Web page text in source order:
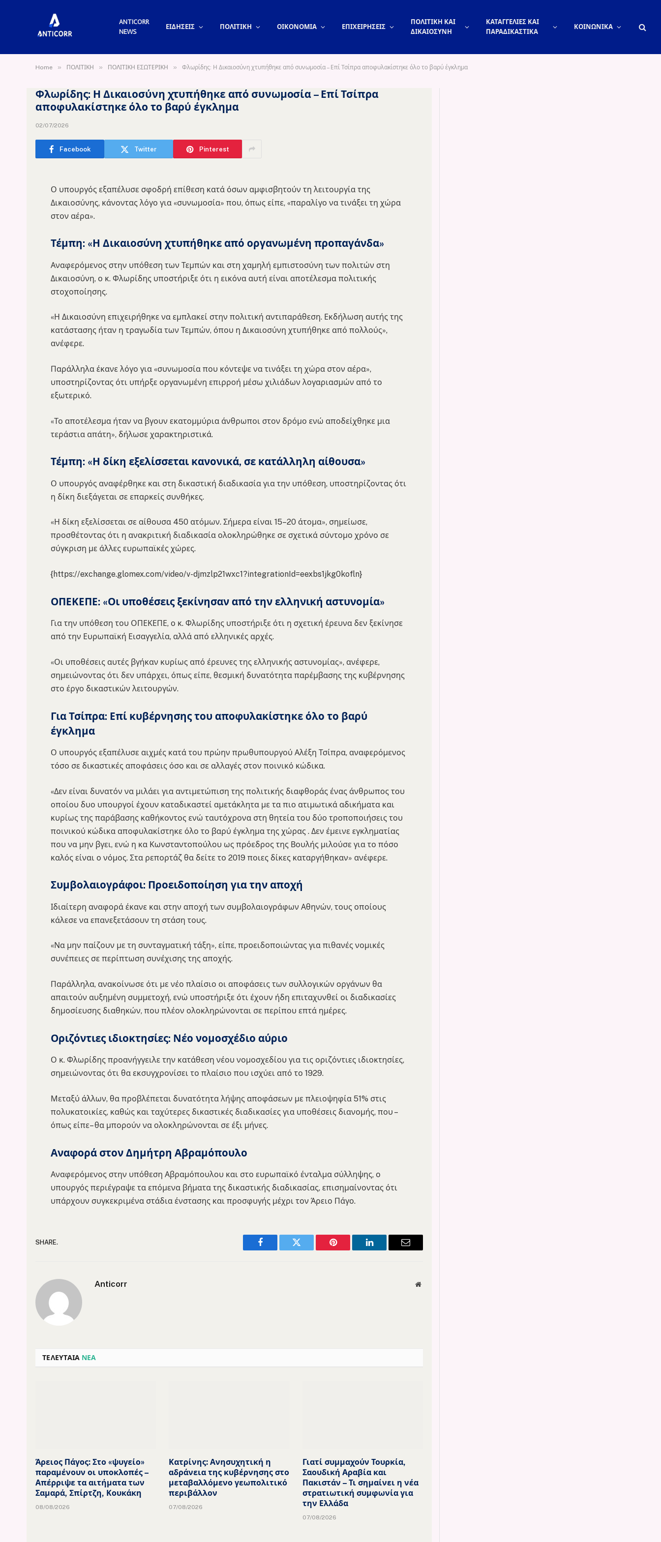
ANTICORR
NEWS
ΕΙΔΗΣΕΙΣ ΠΟΛΙΤΙΚΗ ΟΙΚΟΝΟΜΙΑ ΕΠΙΧΕΙΡΗΣΕΙΣ
ΠΟΛΙΤΙΚΗ ΚΑΙ
ΔΙΚΑΙΟΣΥΝΗ
ΚΑΤΑΓΓΕΛΙΕΣ ΚΑΙ
ΠΑΡΑΔΙΚΑΣΤΙΚΑ
ΚΟΙΝΩΝΙΚΑ
Home » ΠΟΛΙΤΙΚΗ » ΠΟΛΙΤΙΚΗ ΕΣΩΤΕΡΙΚΗ » Φλωρίδης: Η Δικαιοσύνη χτυπήθηκε από συνωμοσία – Επί Τσίπρα αποφυλακίστηκε όλο το βαρύ έγκλημα
Φλωρίδης: Η Δικαιοσύνη χτυπήθηκε από συνωμοσία – Επί Τσίπρα
αποφυλακίστηκε όλο το βαρύ έγκλημα
02/07/2026
Facebook Twitter Pinterest
Ο υπουργός εξαπέλυσε σφοδρή επίθεση κατά όσων αμφισβητούν τη λειτουργία της
Δικαιοσύνης, κάνοντας λόγο για «συνωμοσία» που, όπως είπε, «παραλίγο να τινάξει τη χώρα
στον αέρα».
Τέμπη: «Η Δικαιοσύνη χτυπήθηκε από οργανωμένη προπαγάνδα»
Αναφερόμενος στην υπόθεση των Τεμπών και στη χαμηλή εμπιστοσύνη των πολιτών στη
Δικαιοσύνη, ο κ. Φλωρίδης υποστήριξε ότι η εικόνα αυτή είναι αποτέλεσμα πολιτικής
στοχοποίησης.
«Η Δικαιοσύνη επιχειρήθηκε να εμπλακεί στην πολιτική αντιπαράθεση. Εκδήλωση αυτής της
κατάστασης ήταν η τραγωδία των Τεμπών, όπου η Δικαιοσύνη χτυπήθηκε από πολλούς»,
ανέφερε.
Παράλληλα έκανε λόγο για «συνωμοσία που κόντεψε να τινάξει τη χώρα στον αέρα»,
υποστηρίζοντας ότι υπήρξε οργανωμένη επιρροή μέσω χιλιάδων λογαριασμών από το
εξωτερικό.
«Το αποτέλεσμα ήταν να βγουν εκατομμύρια άνθρωποι στον δρόμο ενώ αποδείχθηκε μια
τεράστια απάτη», δήλωσε χαρακτηριστικά.
Τέμπη: «Η δίκη εξελίσσεται κανονικά, σε κατάλληλη αίθουσα»
Ο υπουργός αναφέρθηκε και στη δικαστική διαδικασία για την υπόθεση, υποστηρίζοντας ότι
η δίκη διεξάγεται σε επαρκείς συνθήκες.
«Η δίκη εξελίσσεται σε αίθουσα 450 ατόμων. Σήμερα είναι 15–20 άτομα», σημείωσε,
προσθέτοντας ότι η ανακριτική διαδικασία ολοκληρώθηκε σε σχετικά σύντομο χρόνο σε
σύγκριση με άλλες ευρωπαϊκές χώρες.
{https://exchange.glomex.com/video/v-djmzlp21wxc1?integrationId=eexbs1jkg0kofln}
ΟΠΕΚΕΠΕ: «Οι υποθέσεις ξεκίνησαν από την ελληνική αστυνομία»
Για την υπόθεση του ΟΠΕΚΕΠΕ, ο κ. Φλωρίδης υποστήριξε ότι η σχετική έρευνα δεν ξεκίνησε
από την Ευρωπαϊκή Εισαγγελία, αλλά από ελληνικές αρχές.
«Οι υποθέσεις αυτές βγήκαν κυρίως από έρευνες της ελληνικής αστυνομίας», ανέφερε,
σημειώνοντας ότι δεν υπάρχει, όπως είπε, θεσμική δυνατότητα παρέμβασης της κυβέρνησης
στο έργο δικαστικών λειτουργών.
Για Τσίπρα: Επί κυβέρνησης του αποφυλακίστηκε όλο το βαρύ
έγκλημα
Ο υπουργός εξαπέλυσε αιχμές κατά του πρώην πρωθυπουργού Αλέξη Τσίπρα, αναφερόμενος
τόσο σε δικαστικές αποφάσεις όσο και σε αλλαγές στον ποινικό κώδικα.
«Δεν είναι δυνατόν να μιλάει για αντιμετώπιση της πολιτικής διαφθοράς ένας άνθρωπος του
οποίου δυο υπουργοί έχουν καταδικαστεί αμετάκλητα με τα πιο ατιμωτικά αδικήματα και
κυρίως της παράβασης καθήκοντος ενώ ταυτόχρονα στη θητεία του δύο τροποποιήσεις του
ποινικού κώδικα αποφυλακίστηκε όλο το βαρύ έγκλημα της χώρας . Δεν έμεινε εγκληματίας
που να μην βγει, ενώ η κα Κωνσταντοπούλου ως πρόεδρος της Βουλής μιλούσε για το πόσο
καλός είναι ο νόμος. Στα ρεπορτάζ θα δείτε το 2019 ποιες δίκες καταργήθηκαν» ανέφερε.
Συμβολαιογράφοι: Προειδοποίηση για την αποχή
Ιδιαίτερη αναφορά έκανε και στην αποχή των συμβολαιογράφων Αθηνών, τους οποίους
κάλεσε να επανεξετάσουν τη στάση τους.
«Να μην παίζουν με τη συνταγματική τάξη», είπε, προειδοποιώντας για πιθανές νομικές
συνέπειες σε περίπτωση συνέχισης της αποχής.
Παράλληλα, ανακοίνωσε ότι με νέο πλαίσιο οι αποφάσεις των συλλογικών οργάνων θα
απαιτούν αυξημένη συμμετοχή, ενώ υποστήριξε ότι έχουν ήδη επιταχυνθεί οι διαδικασίες
δημοσίευσης διαθηκών, που πλέον ολοκληρώνονται σε περίπου επτά ημέρες.
Οριζόντιες ιδιοκτησίες: Νέο νομοσχέδιο αύριο
Ο κ. Φλωρίδης προανήγγειλε την κατάθεση νέου νομοσχεδίου για τις οριζόντιες ιδιοκτησίες,
σημειώνοντας ότι θα εκσυγχρονίσει το πλαίσιο που ισχύει από το 1929.
Μεταξύ άλλων, θα προβλέπεται δυνατότητα λήψης αποφάσεων με πλειοψηφία 51% στις
πολυκατοικίες, καθώς και ταχύτερες δικαστικές διαδικασίες για υποθέσεις διανομής, που –
όπως είπε– θα μπορούν να ολοκληρώνονται σε έξι μήνες.
Αναφορά στον Δημήτρη Αβραμόπουλο
Αναφερόμενος στην υπόθεση Αβραμόπουλου και στο ευρωπαϊκό ένταλμα σύλληψης, ο
υπουργός περιέγραψε τα επόμενα βήματα της δικαστικής διαδικασίας, επισημαίνοντας ότι
υπάρχουν συγκεκριμένα στάδια ένστασης και προσφυγής μέχρι τον Άρειο Πάγο.
SHARE.
Facebook Twitter Pinterest LinkedIn Email
Anticorr Website
ΤΕΛΕΥΤΑΙΑ ΝΕΑ
Άρειος Πάγος: Στο «ψυγείο»
παραμένουν οι υποκλοπές –
Απέρριψε τα αιτήματα των
Σαμαρά, Σπίρτζη, Κουκάκη
08/08/2026
Κατρίνης: Ανησυχητική η
αδράνεια της κυβέρνησης στο
μεταβαλλόμενο γεωπολιτικό
περιβάλλον
07/08/2026
Γιατί συμμαχούν Τουρκία,
Σαουδική Αραβία και
Πακιστάν – Τι σημαίνει η νέα
στρατιωτική συμφωνία για
την Ελλάδα
07/08/2026